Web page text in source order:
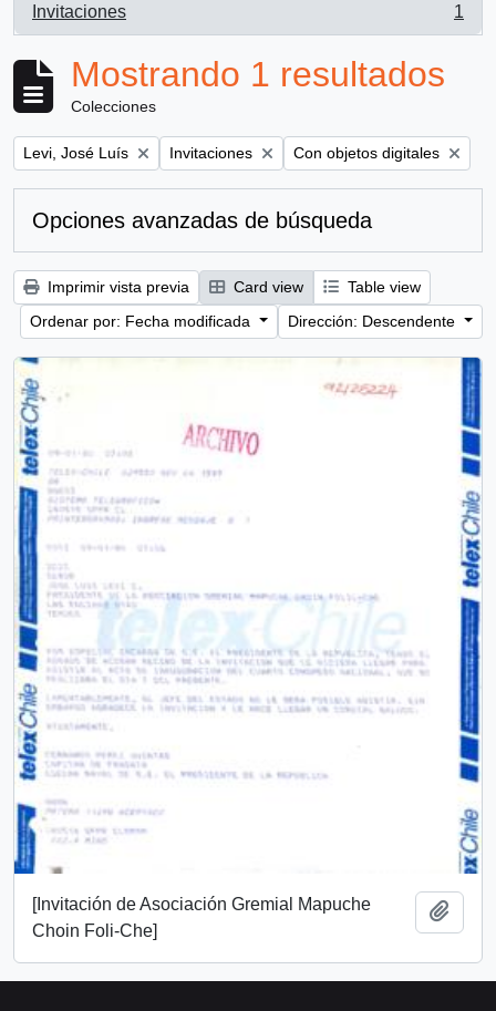
Invitaciones
, 1 resultados
1
Mostrando 1 resultados
Colecciones
Remove filter:
Levi, José Luís Remove filter:
Invitaciones Remove filter:
Con objetos digitales
Opciones avanzadas de búsqueda
Imprimir vista previa Card view
Table view
Ordenar por: Fecha modificada
Dirección: Descendente
[Invitación de Asociación Gremial Mapuche
Choin Foli-Che]